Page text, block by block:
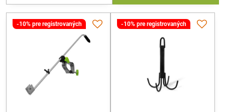
-10% pre registrovaných -10% pre registrovaných